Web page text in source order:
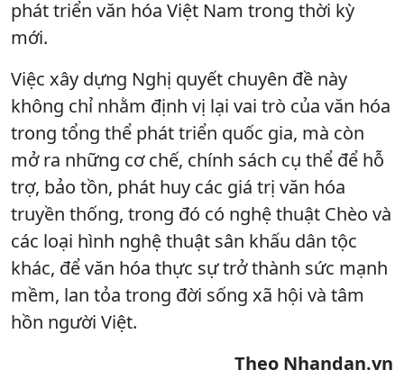
phát triển văn hóa Việt Nam trong thời kỳ
mới.
Việc xây dựng Nghị quyết chuyên đề này
không chỉ nhằm định vị lại vai trò của văn hóa
trong tổng thể phát triển quốc gia, mà còn
mở ra những cơ chế, chính sách cụ thể để hỗ
trợ, bảo tồn, phát huy các giá trị văn hóa
truyền thống, trong đó có nghệ thuật Chèo và
các loại hình nghệ thuật sân khấu dân tộc
khác, để văn hóa thực sự trở thành sức mạnh
mềm, lan tỏa trong đời sống xã hội và tâm
hồn người Việt.
Theo Nhandan.vn